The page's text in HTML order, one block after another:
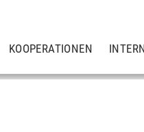
KOOPERATIONEN